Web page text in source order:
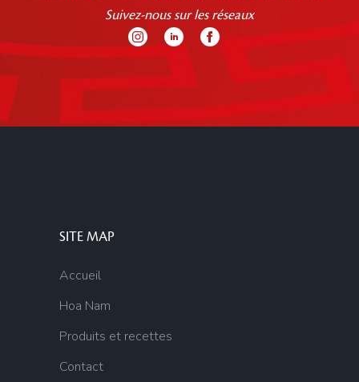
Suivez-nous sur les réseaux
SITE MAP
Accueil
Hoa Nam
Produits et recettes
Contact